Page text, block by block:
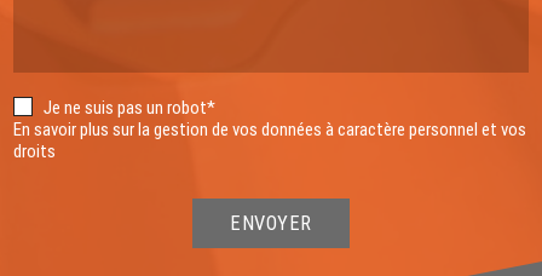
Je ne suis pas un robot*
En savoir plus sur la gestion de vos données à caractère personnel et vos
droits
ENVOYER